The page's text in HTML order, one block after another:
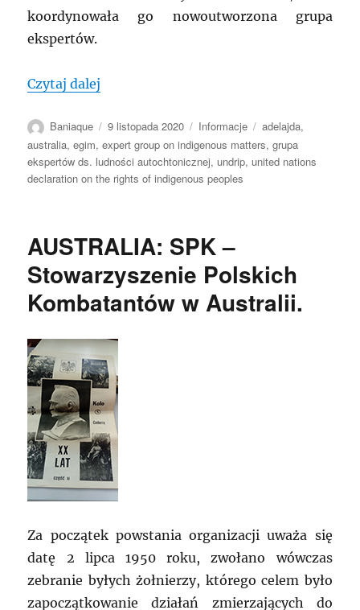
koordynowała go nowoutworzona grupa
ekspertów.
Czytaj dalej
Autor
Baniaque
Data
publikacji
9 listopada 2020 Kategorie
Informacje Tagi
adelajda,
australia,egim,expert group on indigenous matters,grupa
ekspertów ds. ludności autochtonicznej, undrip, united nations
declaration on the rights of indigenous peoples
AUSTRALIA: SPK –
Stowarzyszenie Polskich
Kombatantów w Australii.
Za początek powstania organizacji uważa się
datę 2 lipca 1950 roku, zwołano wówczas
zebranie byłych żołnierzy, którego celem było
zapoczątkowanie działań zmierzających do